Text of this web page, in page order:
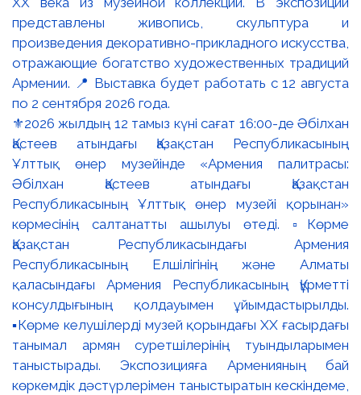
⚜️2026 жылдың 12 тамыз күні сағат 16:00-де Әбілхан
Қастеев атындағы Қазақстан Республикасының
Ұлттық өнер музейінде «Армения палитрасы:
Әбілхан Қастеев атындағы Қазақстан
Республикасының Ұлттық өнер музейі қорынан»
көрмесінің салтанатты ашылуы өтеді. ▫️Көрме
Қазақстан Республикасындағы Армения
Республикасының Елшілігінің және Алматы
қаласындағы Армения Республикасының Құрметті
консулдығының қолдауымен ұйымдастырылды.
▪️Көрме келушілерді музей қорындағы ХХ ғасырдағы
танымал армян суретшілерінің туындыларымен
таныстырады. Экспозицияға Арменияның бай
көркемдік дәстүрлерімен таныстыратын кескіндеме,